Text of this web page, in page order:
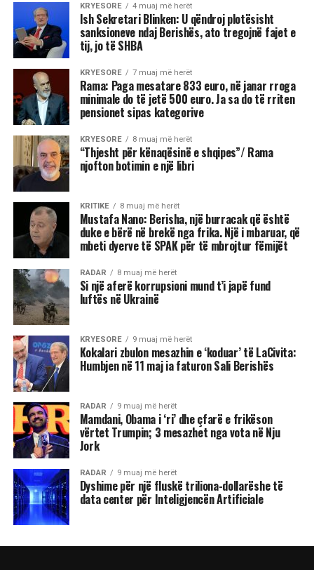
KRYESORE 4 muaj më herët
Ish Sekretari Blinken: U qëndroj plotësisht
sanksioneve ndaj Berishës, ato tregojnë fajet e
tij, jo të SHBA
KRYESORE 7 muaj më herët
Rama: Paga mesatare 833 euro, në janar rroga
minimale do të jetë 500 euro. Ja sa do të rriten
pensionet sipas kategorive
KRYESORE 8 muaj më herët
“Thjesht për kënaqësinë e shqipes”/ Rama
njofton botimin e një libri
KRITIKE 8 muaj më herët
Mustafa Nano: Berisha, një burracak që është
duke e bërë në brekë nga frika. Një i mbaruar, që
mbeti dyerve të SPAK për të mbrojtur fëmijët
RADAR 8 muaj më herët
Si një aferë korrupsioni mund t’i japë fund
luftës në Ukrainë
KRYESORE 9 muaj më herët
Kokalari zbulon mesazhin e ‘koduar’ të LaCivita:
Humbjen në 11 maj ia faturon Sali Berishës
RADAR 9 muaj më herët
Mamdani, Obama i ‘ri’ dhe çfarë e frikëson
vërtet Trumpin; 3 mesazhet nga vota në Nju
Jork
RADAR 9 muaj më herët
Dyshime për një fluskë triliona-dollarëshe të
data center për Inteligjencën Artificiale